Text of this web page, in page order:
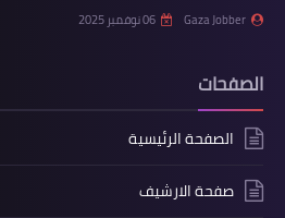
Gaza Jobber 06 نوفمبر 2025
الصفحات
الصفحة الرئيسية
صفحة الارشيف